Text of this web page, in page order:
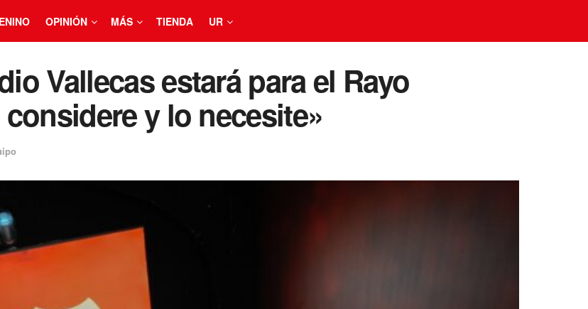
OPINIÓN MÁS TIENDA UR
Vallecas estará para el Rayo
y lo necesite»